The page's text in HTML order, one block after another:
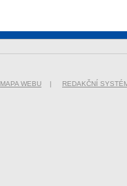
MAPA WEBU | REDAKČNÍ